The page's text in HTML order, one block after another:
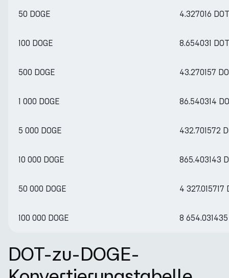
50 DOGE 4.327016 DOT
100 DOGE 8.654031 DOT
500 DOGE 43.270157
1 000 DOGE 86.540314
5 000 DOGE 432.701572
10 000 DOGE 865.403143
50 000 DOGE 4 327.015717
100 000 DOGE 8
DOT-zu-DOGE-